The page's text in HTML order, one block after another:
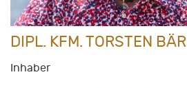
DIPL. KFM. TORSTEN BÄR
Inhaber